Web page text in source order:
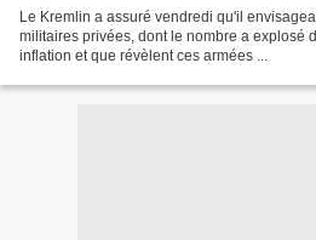
Le Kremlin a assuré vendredi qu'il
militaires privées, dont le nombre a explosé
inflation et que révèlent ces armées ...